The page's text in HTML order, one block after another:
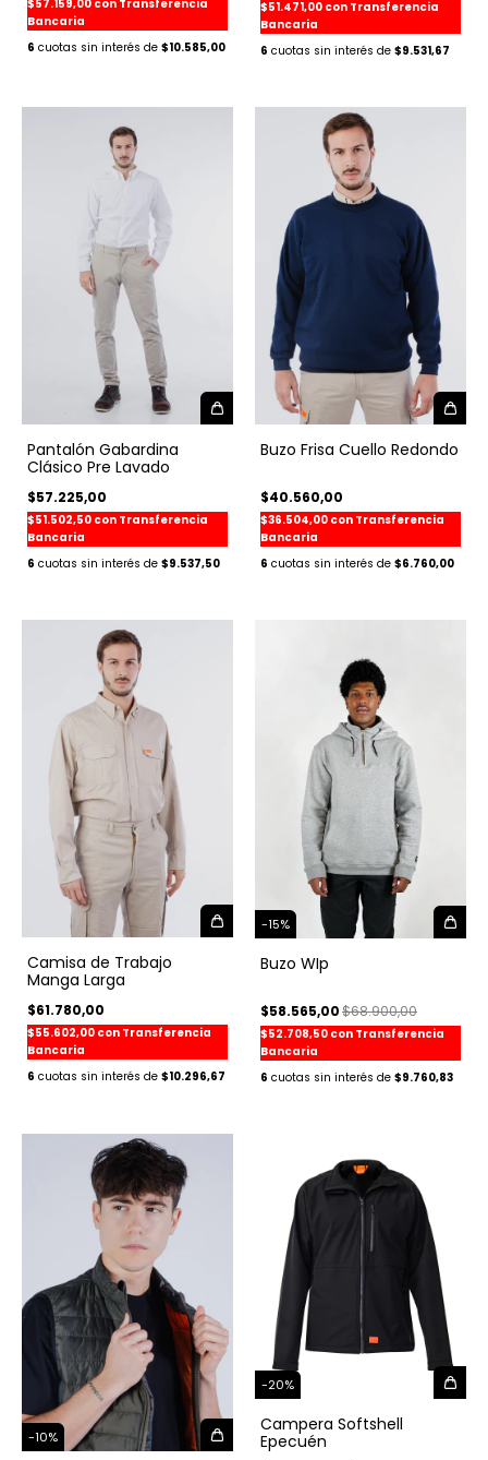
$57.159,00 con Transferencia
Bancaria
6
$10.585,00
$51.471,00 con Transferencia
Bancaria
6
$9.531,67
Pantalón Gabardina
Clásico Pre Lavado
$57.225,00
$51.502,50 con Transferencia
Bancaria
6
$9.537,50
Buzo Frisa Cuello Redondo
$40.560,00
$36.504,00 con Transferencia
Bancaria
6
$6.760,00
Camisa de Trabajo
Manga Larga
$61.780,00
$55.602,00 con Transferencia
Bancaria
6
$10.296,67
-15%
Buzo WIp
$58.565,00$68.900,00
$52.708,50 con Transferencia
Bancaria
6
$9.760,83
-10%
-20%
Campera Softshell
Epecuén